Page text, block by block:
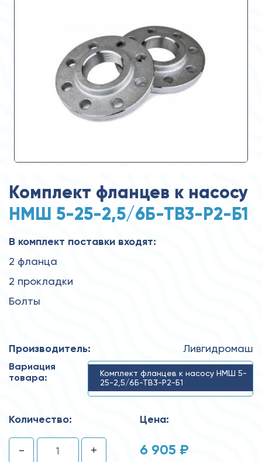
Комплект фланцев к насосу
НМШ 5-25-2,5/6Б-ТВ3-Р2-Б1
В комплект поставки входят:
2 фланца
2 прокладки
Болты
Производитель: Ливгидромаш
Вариация
товара:
Комплект фланцев к насосу НМШ 5-
25-2,5/6Б-ТВ3-Р2-Б1
Количество:
- +
Цена:
6 905 ₽